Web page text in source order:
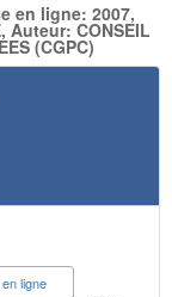
en ligne: 2007,
Auteur: CONSEIL
(CGPC)
ligne